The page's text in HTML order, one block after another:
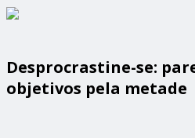
Desprocrastine-se:
objetivos pela metade